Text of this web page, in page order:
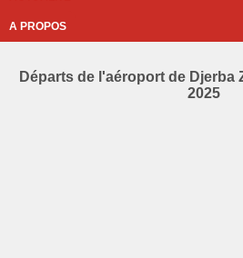
A PROPOS
Départs de l'aéroport de Djerba
2025